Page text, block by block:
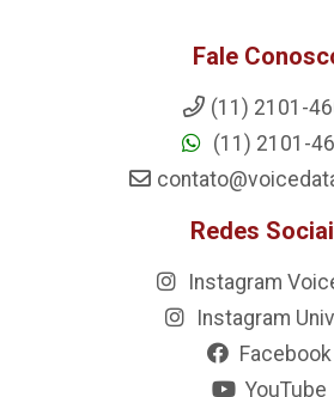
Fale
(11) 2101-
(11) 2101-
Redes
Instagram
Instagram
Facebook
YouTube